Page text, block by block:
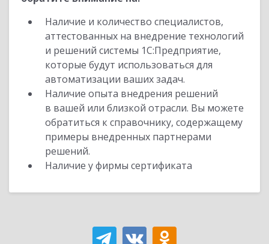
Наличие и количество специалистов,
аттестованных на внедрение технологий
и решений системы 1С:Предприятие,
которые будут использоваться для
автоматизации ваших задач.
Наличие опыта внедрения решений
в вашей или близкой отрасли. Вы можете
обратиться к справочнику, содержащему
примеры внедренных партнерами
решений.
Наличие у фирмы сертификата